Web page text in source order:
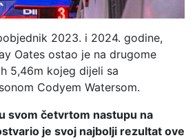
2023. i 2024. godine,
Oates ostao je na drugome
5,46m kojeg dijeli sa
Codyem Watersom.
svom četvrtom nastupu na
je svoj najbolji rezultat ove